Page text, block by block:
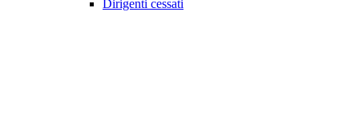
Dirigenti cessati